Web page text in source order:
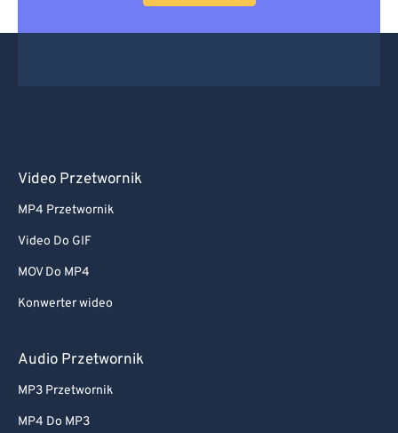
Video Przetwornik
MP4 Przetwornik
Video Do GIF
MOV Do MP4
Konwerter wideo
Audio Przetwornik
MP3 Przetwornik
MP4 Do MP3